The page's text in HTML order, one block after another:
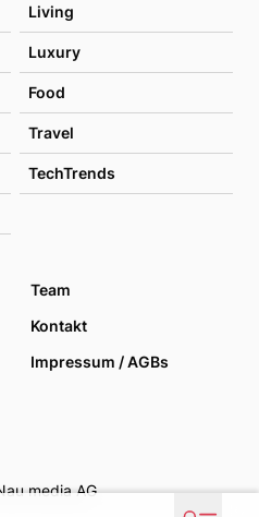
Living
Luxury
Food
Travel
TechTrends
Team
Kontakt
Impressum / AGBs
media AG